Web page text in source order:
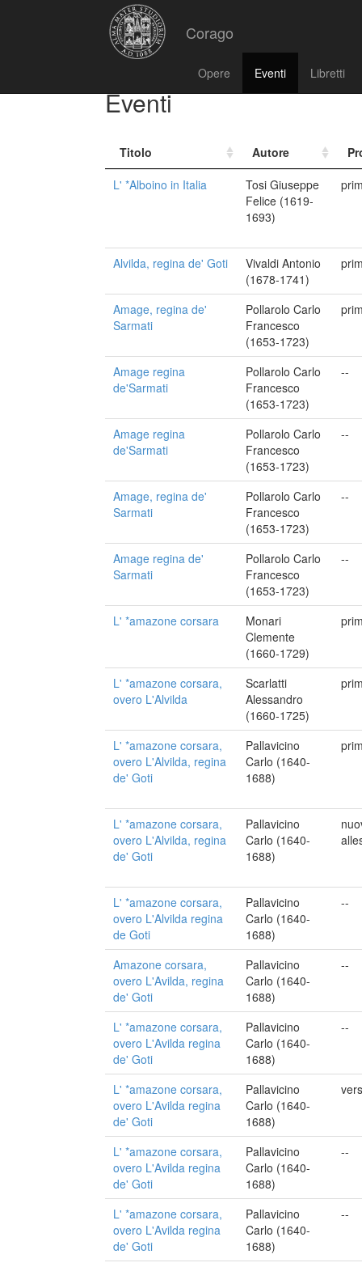
Corago
Opere Eventi Libretti
Eventi
Titolo Autore
L' *Alboino in Italia
Tosi Giuseppe
Felice (1619-
1693)
Alvilda, regina de' Goti
Vivaldi Antonio
(1678-1741)
Amage, regina de'
Sarmati
Pollarolo Carlo
Francesco
(1653-1723)
Amage regina
de'Sarmati
Pollarolo Carlo
Francesco
(1653-1723)
--
Amage regina
de'Sarmati
Pollarolo Carlo
Francesco
(1653-1723)
--
Amage, regina de'
Sarmati
Pollarolo Carlo
Francesco
(1653-1723)
--
Amage regina de'
Sarmati
Pollarolo Carlo
Francesco
(1653-1723)
--
L' *amazone corsara
Monari
Clemente
(1660-1729)
L' *amazone corsara,
overo L'Alvilda
Scarlatti
Alessandro
(1660-1725)
L' *amazone corsara,
overo L'Alvilda, regina
de' Goti
Pallavicino
Carlo (1640-
1688)
L' *amazone corsara,
overo L'Alvilda, regina
de' Goti
Pallavicino
Carlo (1640-
1688)
L' *amazone corsara,
overo L'Alvilda regina
de Goti
Pallavicino
Carlo (1640-
1688)
--
Amazone corsara,
overo L'Avilda, regina
de' Goti
Pallavicino
Carlo (1640-
1688)
--
L' *amazone corsara,
overo L'Avilda regina
de' Goti
Pallavicino
Carlo (1640-
1688)
--
L' *amazone corsara,
overo L'Avilda regina
de' Goti
Pallavicino
Carlo (1640-
1688)
L' *amazone corsara,
overo L'Avilda regina
de' Goti
Pallavicino
Carlo (1640-
1688)
--
L' *amazone corsara,
overo L'Avilda regina
de' Goti
Pallavicino
Carlo (1640-
1688)
--